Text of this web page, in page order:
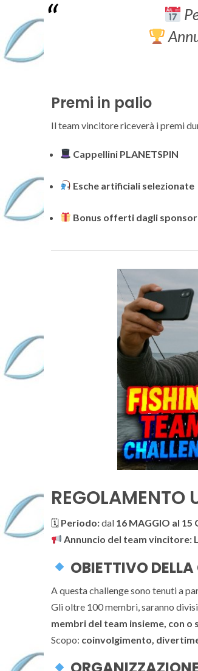
Premi in palio
Il team vincitore riceverà i premi
Cappellini PLANETSPIN
Esche artificiali selezionate
Bonus offerti dagli sponsor
REGOLAMENTO
🗓 Periodo:dal 16 MAGGIO al 15
Annuncio del team vincitore:
OBIETTIVO
A questa challenge sono tenuti a
Gli oltre 100 membri, saranno
membri del team insieme, con o
Scopo: coinvolgimento,